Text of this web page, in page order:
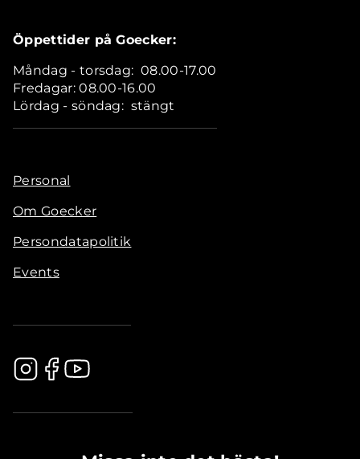
Öppettider på Goecker:
Måndag - torsdag: 08.00-17.00
Fredagar: 08.00-16.00
Lördag - söndag: stängt
Personal
Om Goecker
Persondatapolitik
Events